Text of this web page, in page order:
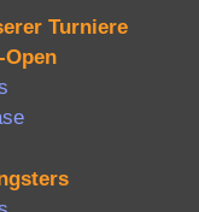
Turniere